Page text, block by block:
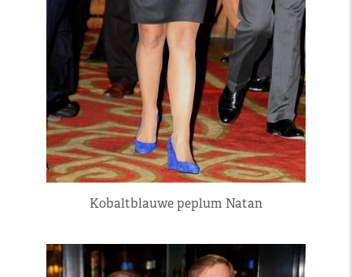
Kobaltblauwe peplum Natan